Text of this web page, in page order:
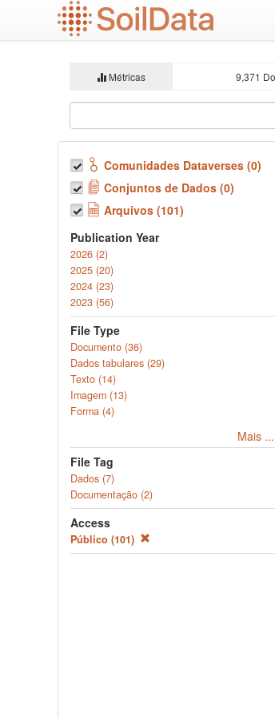
Métricas 9,371
Comunidades Dataverses (0)
Conjuntos de Dados (0)
Arquivos (101)
Publication Year
2026 (2)
2025 (20)
2024 (23)
2023 (56)
File Type
Documento (36)
Dados tabulares (29)
Texto (14)
Imagem (13)
Forma (4)
Mais ...
File Tag
Dados (7)
Documentação (2)
Access
Público (101)